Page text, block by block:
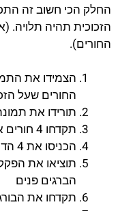
החלק הכי חשוב זה
הזכוכית תהיה תלויה.
החורים).
הצמידו את
החורים שעל
תורידו את
תקדחו 4 חורים איפה שסימנתם
הכניסו את 4 הדיבלים לתוך החורים
תוציאו את
הברגים פנים
תקדחו את הבורג